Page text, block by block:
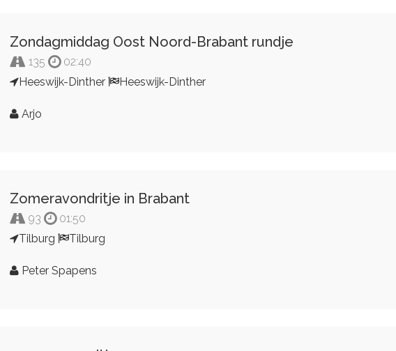
Zondagmiddag Oost Noord-Brabant rundje
135
02:40
Heeswijk-Dinther
Heeswijk-Dinther
Arjo
Zomeravondritje in Brabant
93
01:50
Tilburg
Tilburg
Peter Spapens